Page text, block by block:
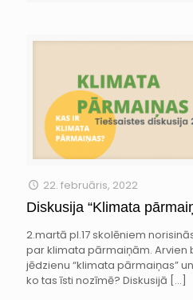
22. februāris, 2022
Diskusija “Klimata
2.martā pl.17 skolēniem
par klimata pārmaiņām. Arvien
jēdzienu “klimata pārmaiņas”
ko tas īsti nozīmē? Diskusijā […]